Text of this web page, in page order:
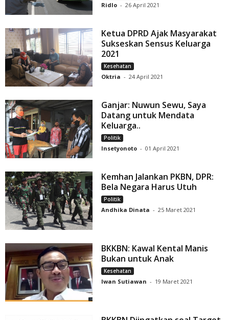
Ridlo - 26 April 2021
Ketua DPRD Ajak Masyarakat
Sukseskan Sensus Keluarga
2021
Kesehatan
Oktria - 24 April 2021
Ganjar: Nuwun Sewu, Saya
Datang untuk Mendata
Keluarga..
Politik
Insetyonoto - 01 April 2021
Kemhan Jalankan PKBN, DPR:
Bela Negara Harus Utuh
Politik
Andhika Dinata - 25 Maret 2021
BKKBN: Kawal Kental Manis
Bukan untuk Anak
Kesehatan
Iwan Sutiawan - 19 Maret 2021